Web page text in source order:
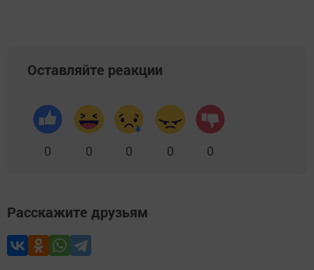
Оставляйте реакции
0 0 0 0 0
Расскажите друзьям